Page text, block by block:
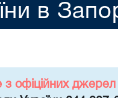
в
офіційних джерел